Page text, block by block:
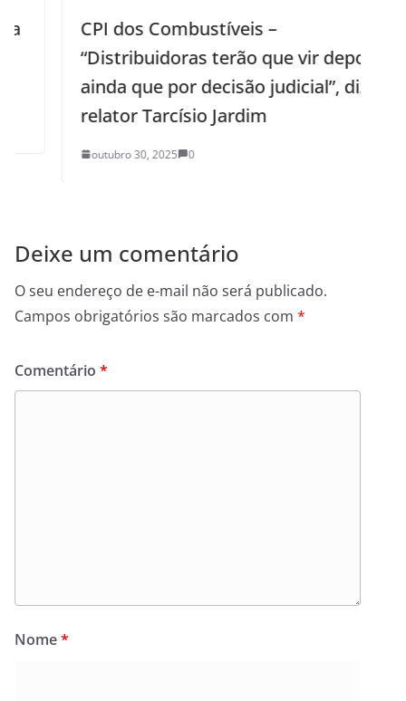
CPI dos Combustíveis –
“Distribuidoras terão que vir depor,
ainda que por decisão judicial”, diz o
relator Tarcísio Jardim
outubro 30, 2025 0
Deixe um comentário
O seu endereço de e-mail não será publicado.
Campos obrigatórios são marcados com *
Comentário *
Nome*